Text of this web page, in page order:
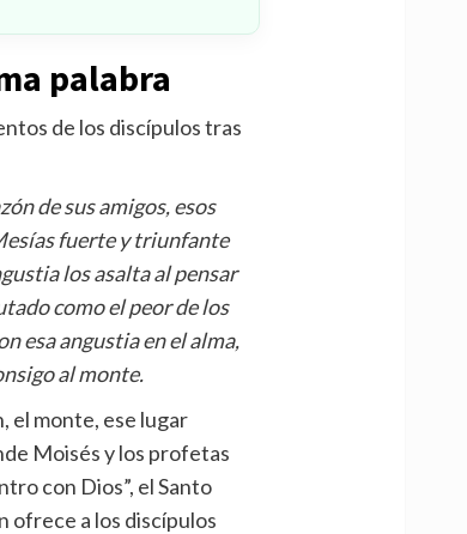
palabra
de los discípulos tras
de sus amigos, esos
fuerte y triunfante
los asalta al pensar
como el peor de los
esa angustia en el alma,
al monte.
el monte, ese lugar
Moisés y los profetas
con Dios”, el Santo
ofrece a los discípulos